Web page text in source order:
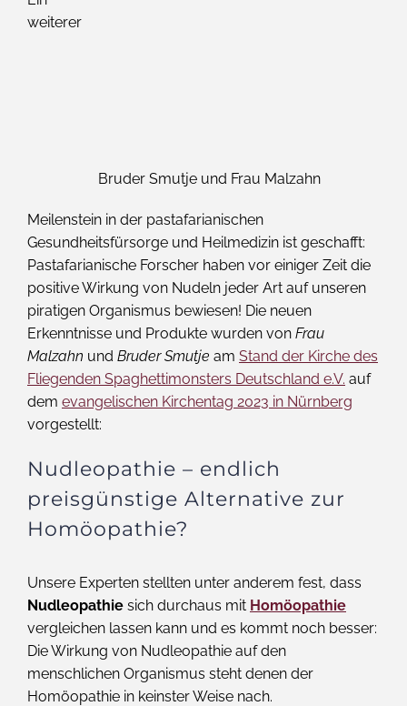
Bruder Smutje und Frau Malzahn
weiterer
Meilenstein in der pastafarianischen
Gesundheitsfürsorge und Heilmedizin ist geschafft:
Pastafarianische Forscher haben vor einiger Zeit die
positive Wirkung von Nudeln jeder Art auf unseren
piratigen Organismus bewiesen! Die neuen
Erkenntnisse und Produkte wurden von Frau
Malzahn und Bruder Smutje am Stand der Kirche des
Fliegenden Spaghettimonsters Deutschland e.V. auf
dem evangelischen Kirchentag 2023 in Nürnberg
vorgestellt:
Nudleopathie – endlich
preisgünstige Alternative zur
Homöopathie?
Unsere Experten stellten unter anderem fest, dass
Nudleopathie sich durchaus mit Homöopathie
vergleichen lassen kann und es kommt noch besser:
Die Wirkung von Nudleopathie auf den
menschlichen Organismus steht denen der
Homöopathie in keinster Weise nach.